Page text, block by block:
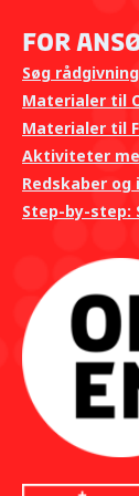
For
Søg rådgivning
Materialer til
Materialer til
Aktiviteter
Redskaber
Step-by-step: